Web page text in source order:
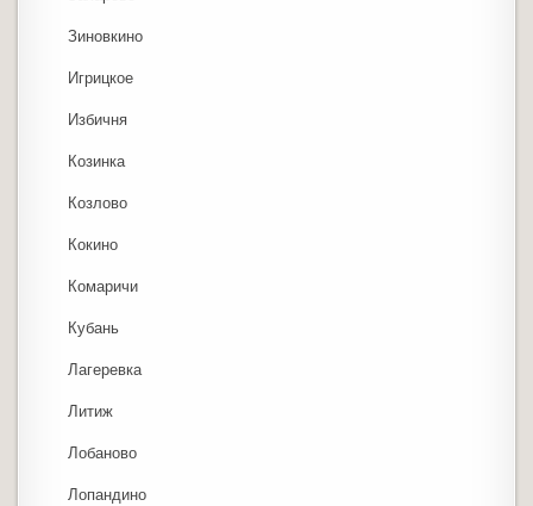
Зиновкино
Игрицкое
Избичня
Козинка
Козлово
Кокино
Комаричи
Кубань
Лагеревка
Литиж
Лобаново
Лопандино